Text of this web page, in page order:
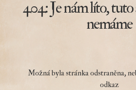
404: Je nám líto,
nemáme
Možná byla stránka odstraněna,
odkaz